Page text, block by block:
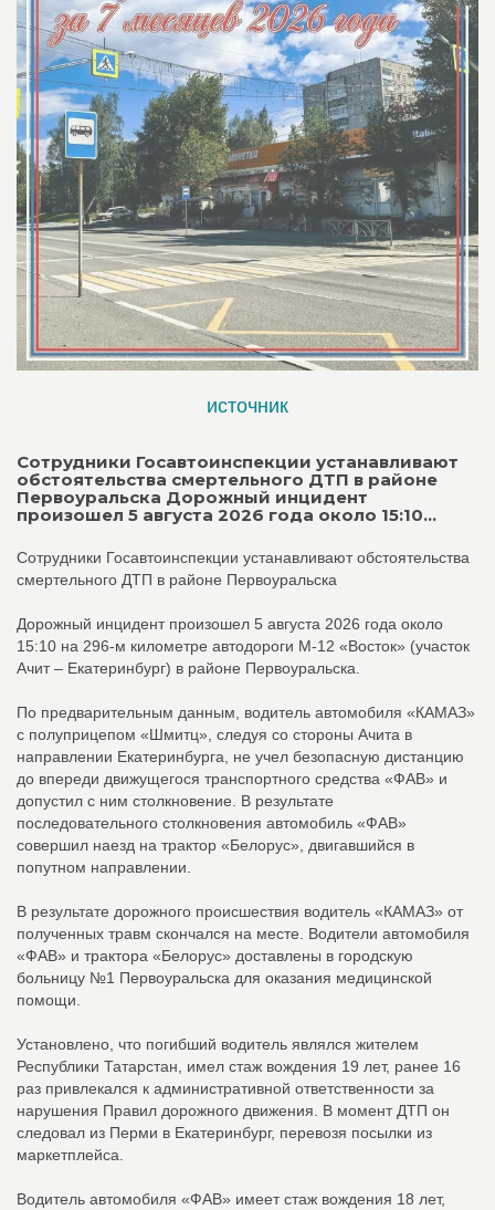
источник
Сотрудники Госавтоинспекции устанавливают
обстоятельства смертельного ДТП в районе
Первоуральска Дорожный инцидент
произошел 5 августа 2026 года около 15:10...
Сотрудники Госавтоинспекции устанавливают обстоятельства
смертельного ДТП в районе Первоуральска
Дорожный инцидент произошел 5 августа 2026 года около
15:10 на 296-м километре автодороги М-12 «Восток» (участок
Ачит – Екатеринбург) в районе Первоуральска.
По предварительным данным, водитель автомобиля «КАМАЗ»
с полуприцепом «Шмитц», следуя со стороны Ачита в
направлении Екатеринбурга, не учел безопасную дистанцию
до впереди движущегося транспортного средства «ФАВ» и
допустил с ним столкновение. В результате
последовательного столкновения автомобиль «ФАВ»
совершил наезд на трактор «Белорус», двигавшийся в
попутном направлении.
В результате дорожного происшествия водитель «КАМАЗ» от
полученных травм скончался на месте. Водители автомобиля
«ФАВ» и трактора «Белорус» доставлены в городскую
больницу №1 Первоуральска для оказания медицинской
помощи.
Установлено, что погибший водитель являлся жителем
Республики Татарстан, имел стаж вождения 19 лет, ранее 16
раз привлекался к административной ответственности за
нарушения Правил дорожного движения. В момент ДТП он
следовал из Перми в Екатеринбург, перевозя посылки из
маркетплейса.
Водитель автомобиля «ФАВ» имеет стаж вождения 18 лет,